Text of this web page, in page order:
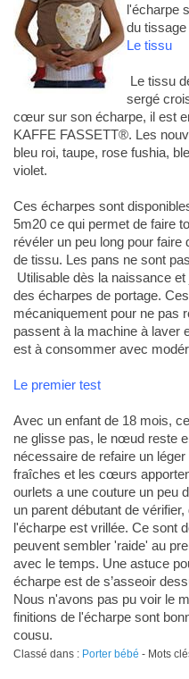
l'écharpe
du tissage
Le tissu
Le tissu
sergé
cœur sur son écharpe, il est
KAFFE FASSETT®. Les
bleu roi, taupe, rose fushia,
violet.
Ces écharpes sont
5m20 ce qui permet de faire
révéler un peu long pour
de tissu. Les pans ne sont
Utilisable dès la naissance
des écharpes de portage.
mécaniquement pour ne pas
passent à la machine à laver
est à consommer avec
Le premier test
Avec un enfant de 18 mois,
ne glisse pas, le nœud reste
nécessaire de refaire un
fraîches et les cœurs
ourlets a une couture un peu
un parent débutant de
l'écharpe est vrillée. Ce sont
peuvent sembler 'raide' au
avec le temps. Une astuce
écharpe est de s’asseoir
Nous n'avons pas pu voir le
finitions de l'écharpe sont
cousu.
Classé dans : Porter bébé - Mots